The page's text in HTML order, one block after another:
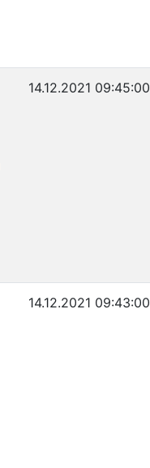
14.12.2021 09:45:00
14.12.2021 09:43:00